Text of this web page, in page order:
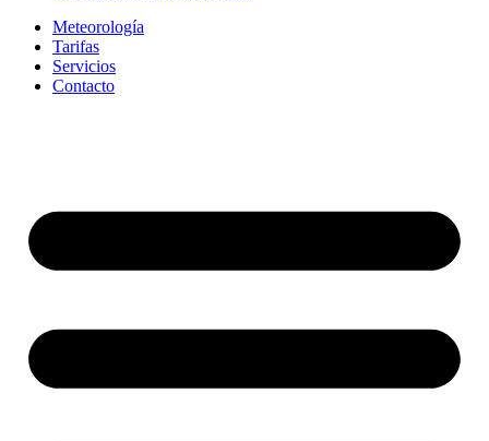
Meteorología
Tarifas
Servicios
Contacto